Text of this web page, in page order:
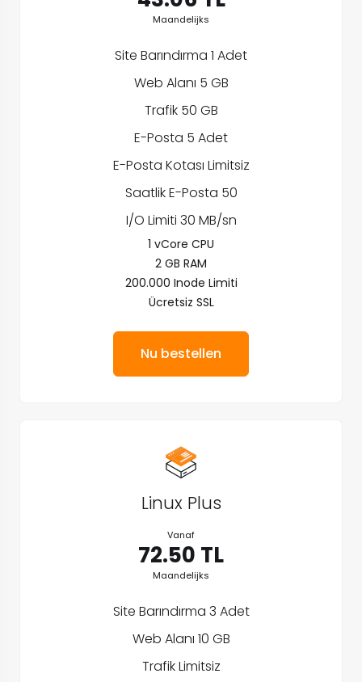
Maandelijks
Site Barındırma 1 Adet
Web Alanı 5 GB
Trafik 50 GB
E-Posta 5 Adet
E-Posta Kotası Limitsiz
Saatlik E-Posta 50
I/O Limiti 30 MB/sn
1 vCore CPU
2 GB RAM
200.000 Inode Limiti
Ücretsiz SSL
Nu bestellen
Linux Plus
Vanaf
72.50 TL
Maandelijks
Site Barındırma 3 Adet
Web Alanı 10 GB
Trafik Limitsiz